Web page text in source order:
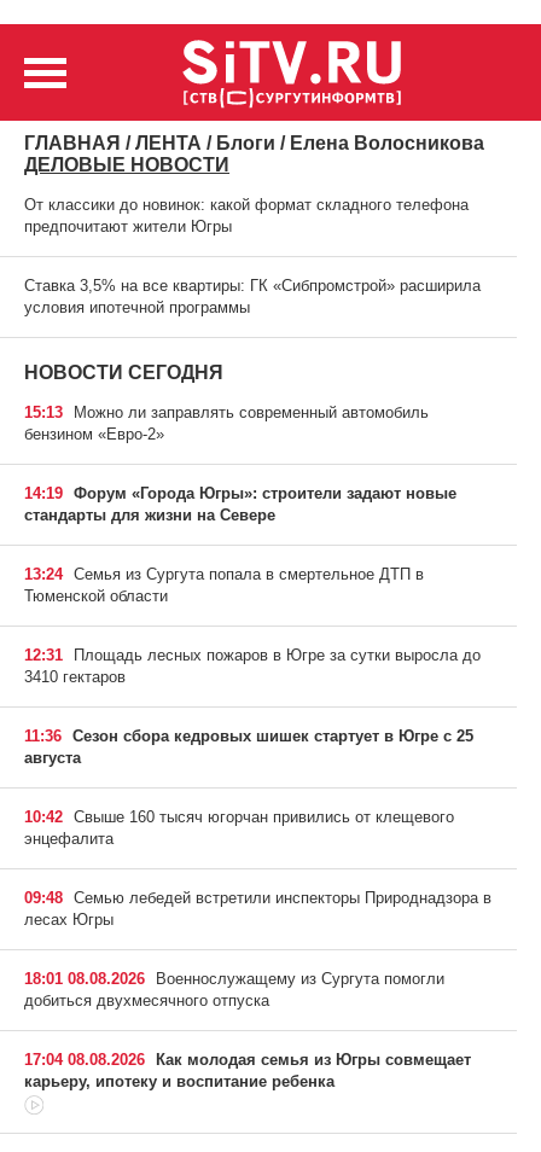
ГЛАВНАЯ /ЛЕНТА / Блоги / Елена Волосникова
ДЕЛОВЫЕ НОВОСТИ
От классики до новинок: какой формат складного телефона
предпочитают жители Югры
Ставка 3,5% на все квартиры: ГК «Сибпромстрой» расширила
условия ипотечной программы
НОВОСТИ СЕГОДНЯ
15:13
Можно ли заправлять современный автомобиль
бензином «Евро-2»
14:19 Форум «Города Югры»: строители задают новые
стандарты для жизни на Севере
13:24 Семья из Сургута попала в смертельное ДТП в
Тюменской области
12:31
Площадь лесных пожаров в Югре за сутки выросла до
3410 гектаров
11:36 Сезон сбора кедровых шишек стартует в Югре с 25
августа
10:42 Свыше 160 тысяч югорчан привились от клещевого
энцефалита
09:48 Семью лебедей встретили инспекторы Природнадзора в
лесах Югры
18:01 08.08.2026
Военнослужащему из Сургута помогли
добиться двухмесячного отпуска
17:04 08.08.2026
Как молодая семья из Югры совмещает
карьеру, ипотеку и воспитание ребенка